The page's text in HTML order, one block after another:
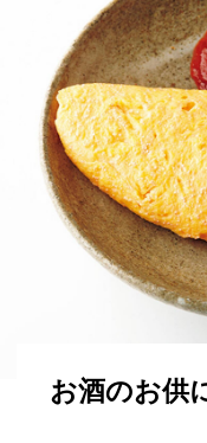
お酒のお供